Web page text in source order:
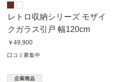
レトロ収納シリーズ モザイ
クガラス引戸 幅120cm
￥49,900
口コミ募集中